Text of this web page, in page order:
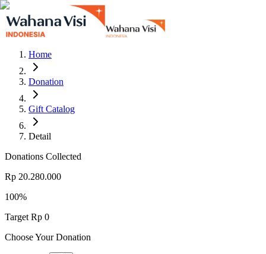
Home
Donation
Gift Catalog
Detail
Donations Collected
Rp 20.280.000
100%
Target Rp 0
Choose Your Donation